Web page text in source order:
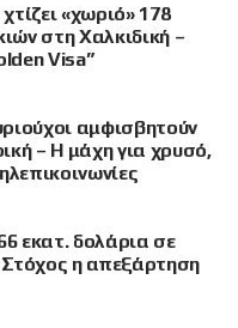
«χωριό» 178
στη Χαλκιδική –
Visa”
αμφισβητούν
– Η μάχη για χρυσό,
εκατ. δολάρια σε
η απεξάρτηση